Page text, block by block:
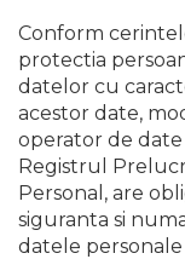
Conform
protectia
datelor cu
acestor date,
operator de
Registrul
Personal, are
siguranta si
datele